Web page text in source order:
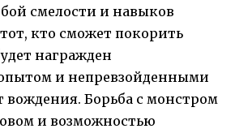
смелости и навыков
кто сможет покорить
награжден
и непревзойденными
Борьба с монстром
и возможностью